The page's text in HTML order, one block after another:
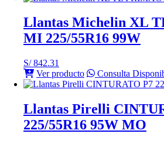
Llantas Michelin XL
MI 225/55R16 99W
S/842.31
Ver producto
Consulta
Llantas Pirelli
225/55R16 95W MO